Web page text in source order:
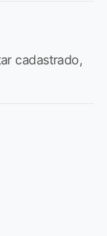
cadastrado,